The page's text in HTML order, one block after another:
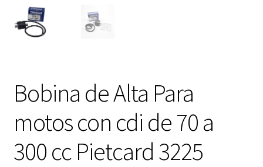
Bobina de Alta Para
motos con cdi de 70 a
300 cc Pietcard 3225